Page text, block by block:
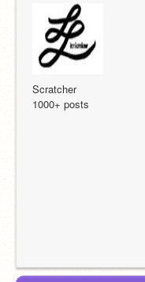
Scratcher
1000+ posts